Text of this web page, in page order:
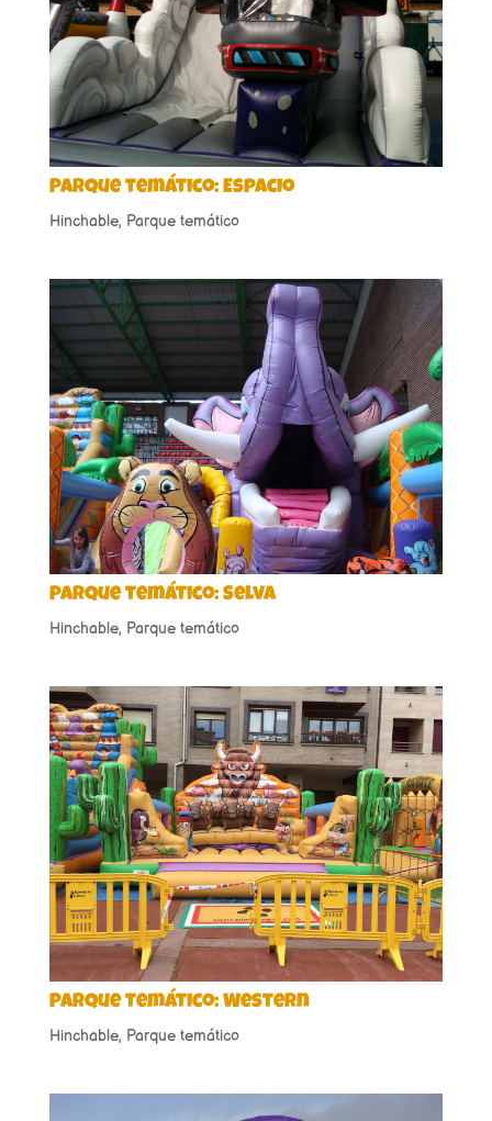
Parque temático: Espacio
Hinchable, Parque temático
Parque temático: Selva
Hinchable, Parque temático
Parque temático: Western
Hinchable, Parque temático